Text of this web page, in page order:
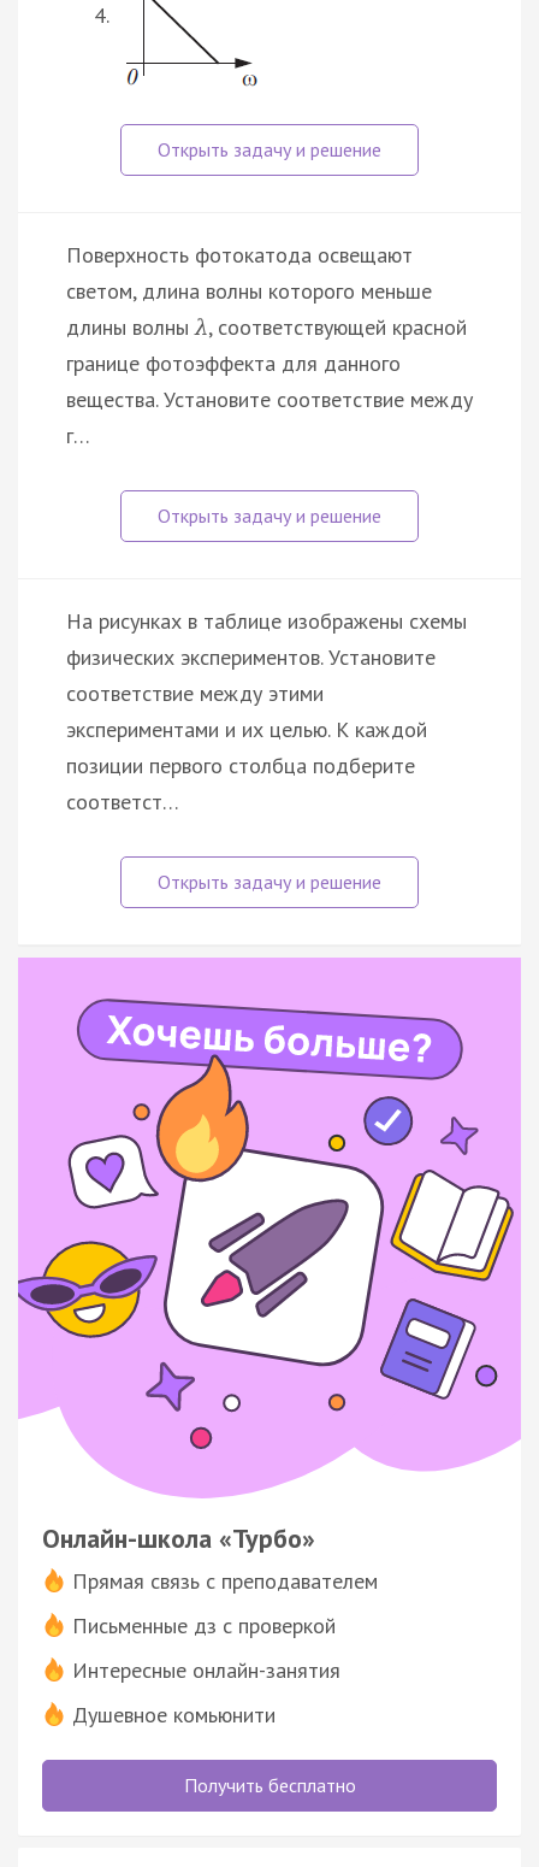
Поверхность фотокатода освещают
светом, длина волны которого меньше
длины волныλ, соответствующей красной
границе фотоэффекта для данного
вещества. Установите соответствие между
г…
На рисунках в таблице изображены схемы
физических экспериментов. Установите
соответствие между этими
экспериментами и их целью. К каждой
позиции первого столбца подберите
соответст…
Онлайн-школа «Турбо»
Прямая связь с преподавателем
Письменные дз с проверкой
Интересные онлайн-занятия
Душевное комьюнити
Получить бесплатно